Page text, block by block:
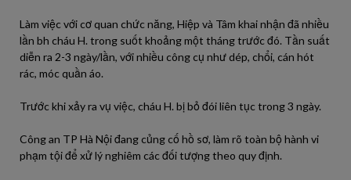
Làm việc với cơ quan chức năng, Hiệp và Tâm khai nhận đã nhiều
lần bh cháu H. trong suốt khoảng một tháng trước đó. Tần suất
diễn ra 2-3 ngày/lần, với nhiều công cụ như dép, chổi, cán hót
rác, móc quần áo.
Trước khi xảy ra vụ việc, cháu H. bị bỏ đói liên tục trong 3 ngày.
Công an TP Hà Nội đang củng cố hồ sơ, làm rõ toàn bộ hành vi
phạm tội để xử lý nghiêm các đối tượng theo quy định.